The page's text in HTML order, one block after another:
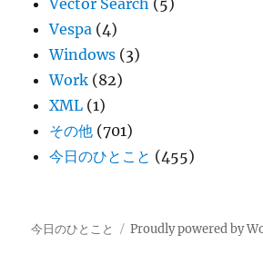
Vector Search (5)
Vespa (4)
Windows (3)
Work (82)
XML (1)
その他 (701)
今日のひとこと (455)
今日のひとこと Proudly powered by